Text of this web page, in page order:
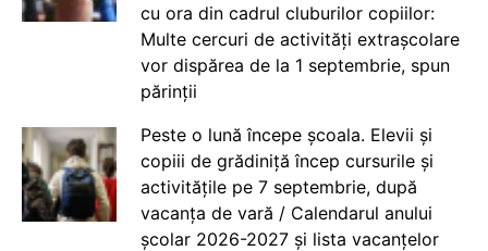
cu ora din cadrul cluburilor copiilor:
Multe cercuri de activități extrașcolare
vor dispărea de la 1 septembrie, spun
părinții
Peste o lună începe școala. Elevii și
copiii de grădiniță încep cursurile și
activitățile pe 7 septembrie, după
vacanța de vară / Calendarul anului
școlar 2026-2027 și lista vacanțelor